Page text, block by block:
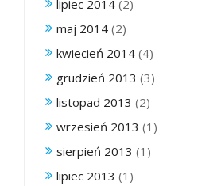
lipiec 2014 (2)
maj 2014 (2)
kwiecień 2014 (4)
grudzień 2013 (3)
listopad 2013 (2)
wrzesień 2013 (1)
sierpień 2013 (1)
lipiec 2013 (1)